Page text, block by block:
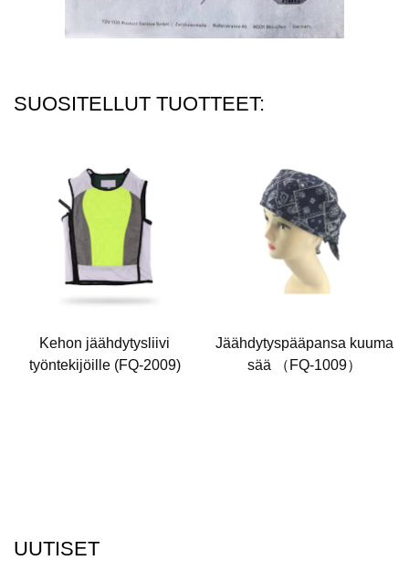
SUOSITELLUT TUOTTEET:
Kehon jäähdytysliivi
työntekijöille (FQ-2009)
Jäähdytyspääpansa kuuma
sää （FQ-1009）
UUTISET